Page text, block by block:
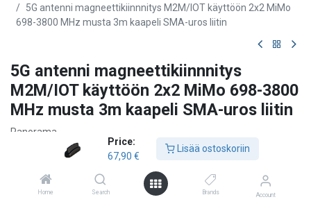
Price:
67,90 €
Lisää ostoskoriin
Home Search Brands Account
5G antenni magneettikiinnnitys M2M/IOT käyttöön 2x2 MiMo
698-3800 MHz musta 3m kaapeli SMA-uros liitin
5G antenni magneettikiinnnitys
M2M/IOT käyttöön 2x2 MiMo 698-3800
MHz musta 3m kaapeli SMA-uros liitin
Panorama
Magneettikiinnitys
Kustannustehokas ratkaisu M2M- ja IoT-sovelluksiin
Valinnainen GPS/GNSS-elementti